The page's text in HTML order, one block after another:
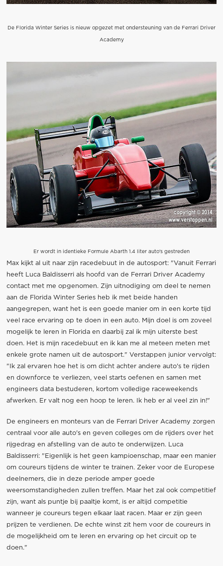
De Florida Winter Series is nieuw opgezet met ondersteuning van de Ferrari Driver
Academy
Er wordt in identieke Formule Abarth 1.4 liter auto's gestreden
Max kijkt al uit naar zijn racedebuut in de autosport: "Vanuit Ferrari
heeft Luca Baldisserri als hoofd van de Ferrari Driver Academy
contact met me opgenomen. Zijn uitnodiging om deel te nemen
aan de Florida Winter Series heb ik met beide handen
aangegrepen, want het is een goede manier om in een korte tijd
veel race ervaring op te doen in een auto. Mijn doel is om zoveel
mogelijk te leren in Florida en daarbij zal ik mijn uiterste best
doen. Het is mijn racedebuut en ik kan me al meteen meten met
enkele grote namen uit de autosport." Verstappen junior vervolgt:
"Ik zal ervaren hoe het is om dicht achter andere auto's te rijden
en downforce te verliezen, veel starts oefenen en samen met
engineers data bestuderen, kortom volledige raceweekends
afwerken. Er valt nog een hoop te leren. Ik heb er al veel zin in!"
De engineers en monteurs van de Ferrari Driver Academy zorgen
centraal voor alle auto's en geven colleges om de rijders over het
rijgedrag en afstelling van de auto te onderwijzen. Luca
Baldisserri: "Eigenlijk is het geen kampioenschap, maar een manier
om coureurs tijdens de winter te trainen. Zeker voor de Europese
deelnemers, die in deze periode amper goede
weersomstandigheden zullen treffen. Maar het zal ook competitief
zijn, want als puntje bij paaltje komt, is er altijd competitie
wanneer je coureurs tegen elkaar laat racen. Maar er zijn geen
prijzen te verdienen. De echte winst zit hem voor de coureurs in
de mogelijkheid om te leren en ervaring op het circuit op te
doen."